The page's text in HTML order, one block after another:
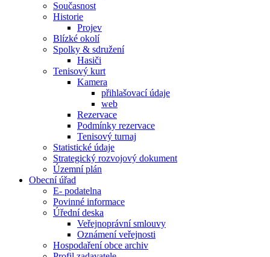
Současnost
Historie
Projev
Blízké okolí
Spolky & sdružení
Hasiči
Tenisový kurt
Kamera
přihlašovací údaje
web
Rezervace
Podmínky rezervace
Tenisový turnaj
Statistické údaje
Strategický rozvojový dokument
Územní plán
Obecní úřad
E- podatelna
Povinné informace
Úřední deska
Veřejnoprávní smlouvy
Oznámení veřejnosti
Hospodaření obce archiv